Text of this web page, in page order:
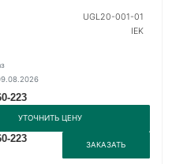
UGL20-001-01
IEK
223
УТОЧНИТЬ ЦЕНУ
223
ЗАКАЗАТЬ